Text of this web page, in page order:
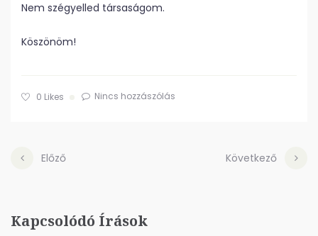
Nem szégyelled társaságom.
Köszönöm!
0 Likes Nincs hozzászólás
Előző Következő
Kapcsolódó Írások